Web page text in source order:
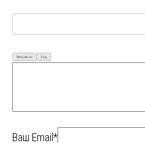
Визуально Код
Ваш Email*